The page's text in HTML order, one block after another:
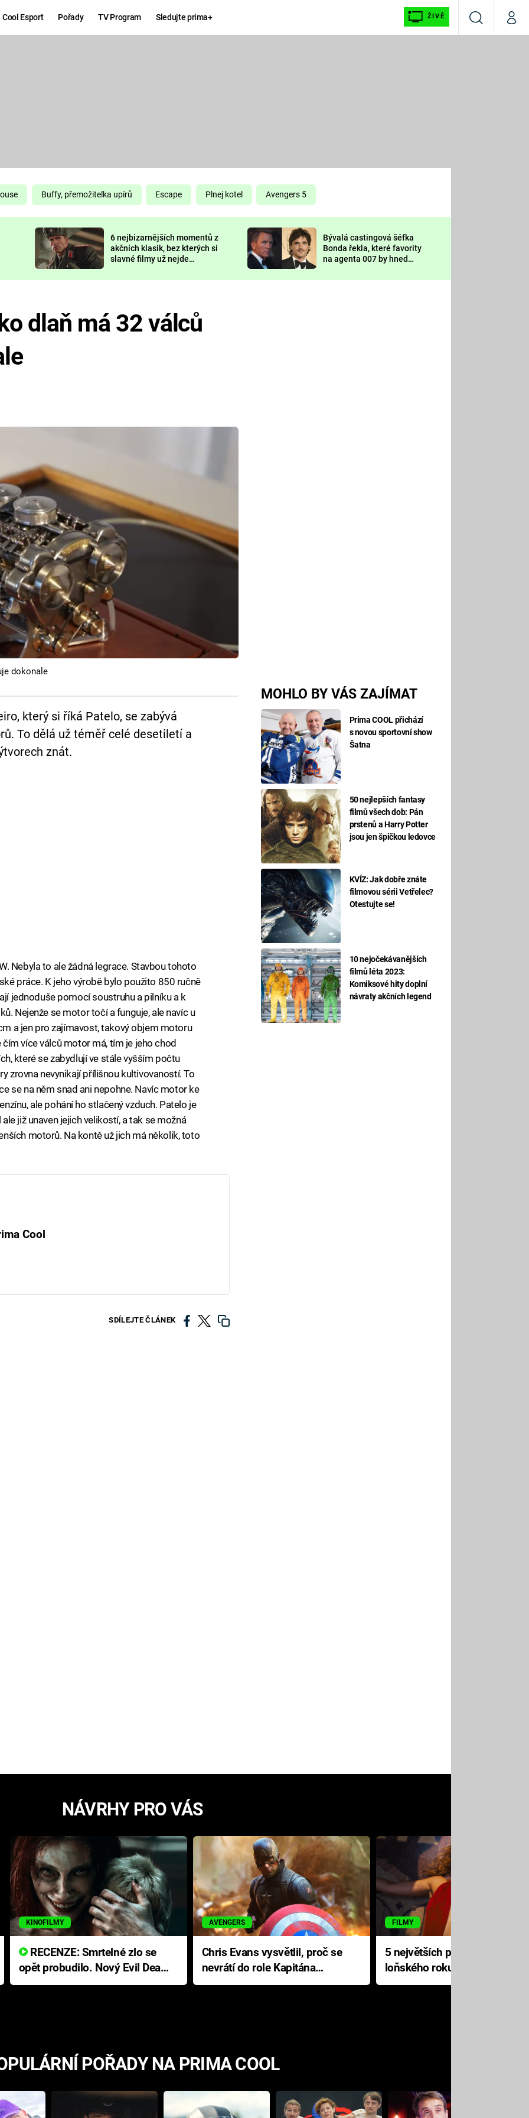
Cool Esport Pořady TV Program Sledujte prima+ ŽIVĚ
VyhledáváníMůj
DELIVERANCE
KOMEDIE
CHUCK
NORRIS
DEADPOOL
Prima LAJK
Sledujte nás
Buffy, přemožitelka upírů Escape Plnej kotel Avengers 5
6 nejbizarnějších momentů z
akčních klasik, bez kterých si
slavné filmy už nejde
Bývalá castingová šéfka
Bonda řekla, které favority
na agenta 007 by hned
MOHLO BY VÁS ZAJÍMAT
Prima COOL přichází
s novou sportovní show
Šatna
50 nejlepších fantasy
filmů všech dob: Pán
prstenů a Harry Potter
jsou jen špičkou ledovce
KVÍZ: Jak dobře znáte
filmovou sérii Vetřelec?
Otestujte se!
10 nejočekávanějších
filmů léta 2023:
Komiksové hity doplní
návraty akčních legend
dlaň má 32 válců
dokonale
který si říká Patelo, se zabývá
To dělá už téměř celé desetiletí a
znát.
Nebyla to ale žádná legrace. Stavbou tohoto
práce. K jeho výrobě bylo použito 850 ručně
jednoduše pomocí soustruhu a pilníku a k
Nejenže se motor točí a funguje, ale navíc u
a jen pro zajímavost, takový objem motoru
více válců motor má, tím je jeho chod
které se zabydlují ve stále vyšším počtu
zrovna nevynikají přílišnou kultivovaností. To
se na něm snad ani nepohne. Navíc motor ke
ale pohání ho stlačený vzduch. Patelo je
již unaven jejich velikostí, a tak se možná
motorů. Na kontě už jich má několik, toto
Cool
SDÍLEJTE ČLÁNEK
NÁVRHY PRO VÁS
KINOFILMY
RECENZE: Smrtelné zlo se
opět probudilo. Nový Evil Dead
přichází s neodolatelnou
AVENGERS
Chris Evans vysvětlil, proč se
nevrátí do role Kapitána
Ameriky
FILMY
5 největších propadáků
loňského roku: Disney na
jediné katastrofě prodělal 200
POŘADY NA PRIMA COOL